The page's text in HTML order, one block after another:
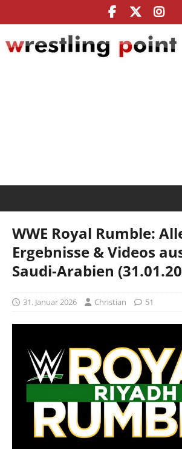
WWE Royal Rumble:
Ergebnisse & Videos
Saudi-Arabien
31. Januar 2026 Christian 51